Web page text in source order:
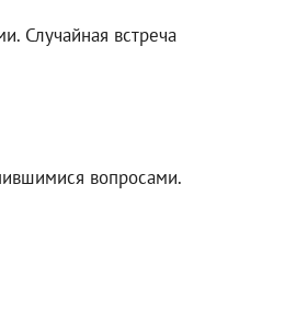
Случайная встреча
вопросами.